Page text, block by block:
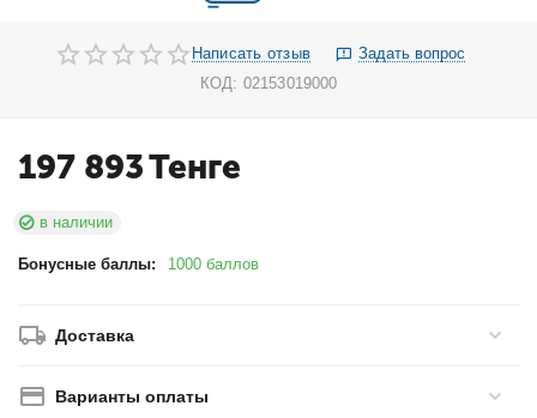
Написать отзыв
Задать вопрос
КОД: 02153019000
197 893Тенге
в наличии
Бонусные баллы: 1000 баллов
Доставка
Варианты оплаты